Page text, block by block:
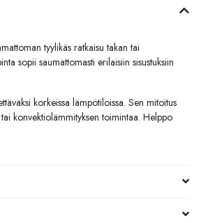
tyylikäs ratkaisu takan tai
sopii saumattomasti erilaisiin sisustuksiin
korkeissa lämpötiloissa. Sen mitoitus
konvektiolämmityksen toimintaa. Helppo